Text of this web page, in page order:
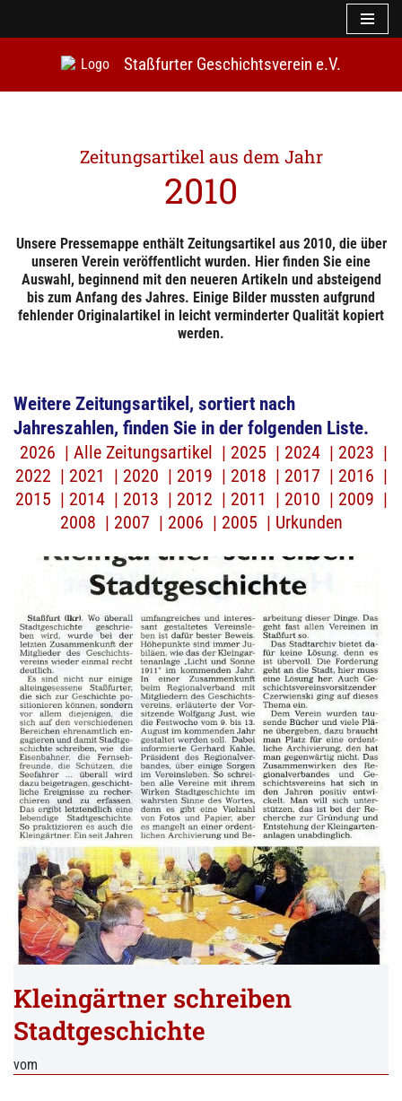
r
e
Staßfurter Geschichtsverein e.V.
2010
Unsere Pressemappe enthält Zeitungsartikel aus 2010, die über
unseren Verein veröffentlicht wurden. Hier finden Sie eine
Auswahl, beginnend mit den neueren Artikeln und absteigend
bis zum Anfang des Jahres. Einige Bilder mussten aufgrund
fehlender Originalartikel in leicht verminderter Qualität kopiert
werden.
Weitere Zeitungsartikel, sortiert nach
Jahreszahlen, finden Sie in der folgenden Liste.
2026
Zeitungsartikel 2025 2024
2023
2022
2021 2020 2019 2018 2017
2016
2015
2014 2013 2012 2011 2010
2009
2008
2007 2006 2005 Urkunden
Kleingärtner schreiben
Stadtgeschichte
vom